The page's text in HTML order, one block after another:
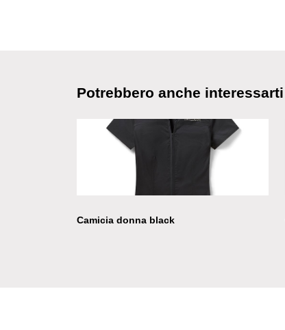
Potrebbero anche interessarti
Camicia donna black